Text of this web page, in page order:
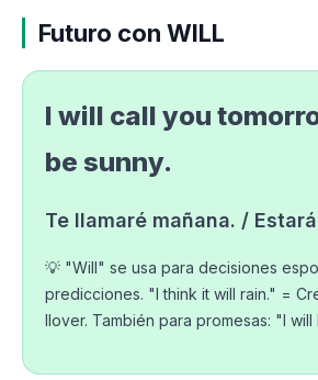
Futuro con WILL
I will call you
be sunny.
Te llamaré mañana. /
💡 "Will" se usa para decisiones
predicciones. "I think it will rain." =
llover. También para promesas: "I will